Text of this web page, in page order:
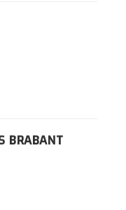
BRABANT